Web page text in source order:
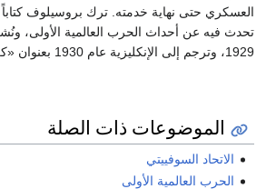
العسكري حتى نهاية خدمته. ترك بروسيلوف
تحدث فيه عن أحداث الحرب العالمية الأولى،
1929، وترجم إلى الإنكليزية عام 1930 بعنوان «كراسة جندي».
الموضوعات ذات الصلة
الاتحاد السوفييتي
الحرب العالمية الأولى